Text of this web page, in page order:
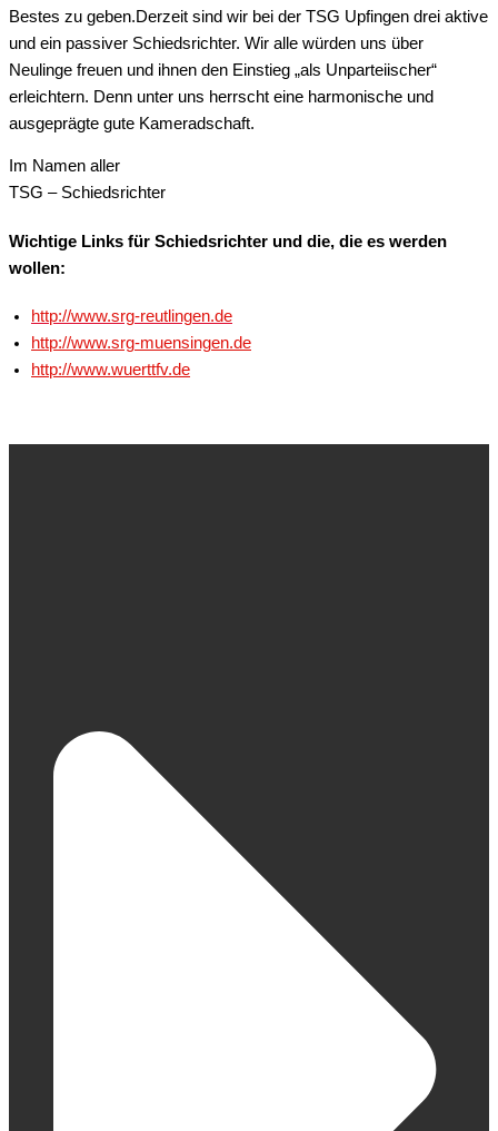
Bestes zu geben.Derzeit sind wir bei der TSG Upfingen drei aktive
und ein passiver Schiedsrichter. Wir alle würden uns über
Neulinge freuen und ihnen den Einstieg „als Unparteiischer“
erleichtern. Denn unter uns herrscht eine harmonische und
ausgeprägte gute Kameradschaft.
Im Namen aller
TSG – Schiedsrichter
Wichtige Links für Schiedsrichter und die, die es werden
wollen:
http://www.srg-reutlingen.de
http://www.srg-muensingen.de
http://www.wuerttfv.de